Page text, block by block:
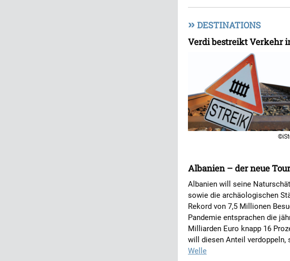
» DESTINATIONS
Verdi bestreikt Verkehr
Albanien – der neue
Albanien will seine
sowie die archäologischen
Rekord von 7,5 Millionen
Pandemie entsprachen die
Milliarden Euro knapp 16
will diesen Anteil
Welle